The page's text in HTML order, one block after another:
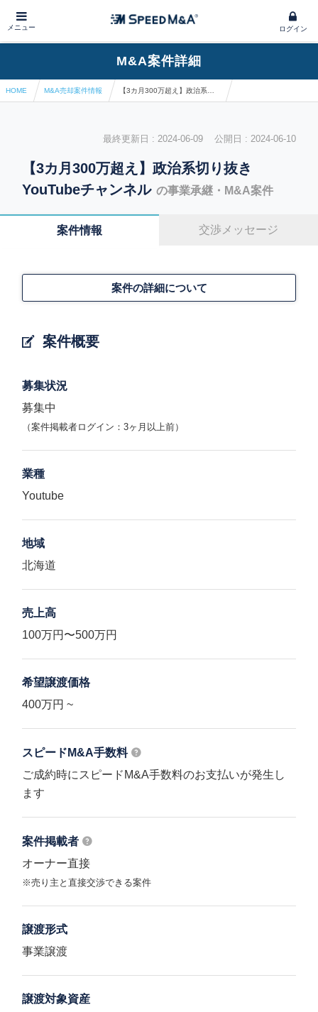
メニュー ログイン
M&A案件詳細
HOME M&A売却案件情報
最終更新日 : 2024-06-09 公開日 : 2024-06-10
【3カ月300万超え】政治系切り抜き
YouTubeチャンネル の事業承継・M&A案件
案件情報 交渉メッセージ
案件概要
案件の詳細について
募集状況
募集中
（案件掲載者ログイン：3ヶ月以上前）
業種
Youtube
地域
北海道
売上高
100万円〜500万円
希望譲渡価格
400万円 ~
スピードM&A手数料
ご成約時にスピードM&A手数料のお支払いが発生し
ます
案件掲載者
オーナー直接
※売り主と直接交渉できる案件
譲渡形式
事業譲渡
譲渡対象資産